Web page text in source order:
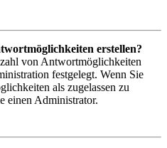
erstellen?
von Antwortmöglichkeiten
festgelegt. Wenn Sie
als zugelassen zu
einen Administrator.